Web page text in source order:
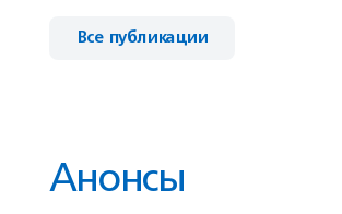
Все публикации
Анонсы